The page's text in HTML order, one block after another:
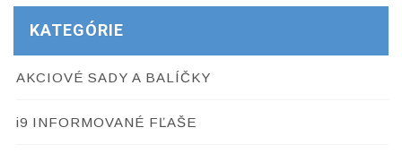
KATEGÓRIE
AKCIOVÉ SADY A BALÍČKY
i9 INFORMOVANÉ FĽAŠE